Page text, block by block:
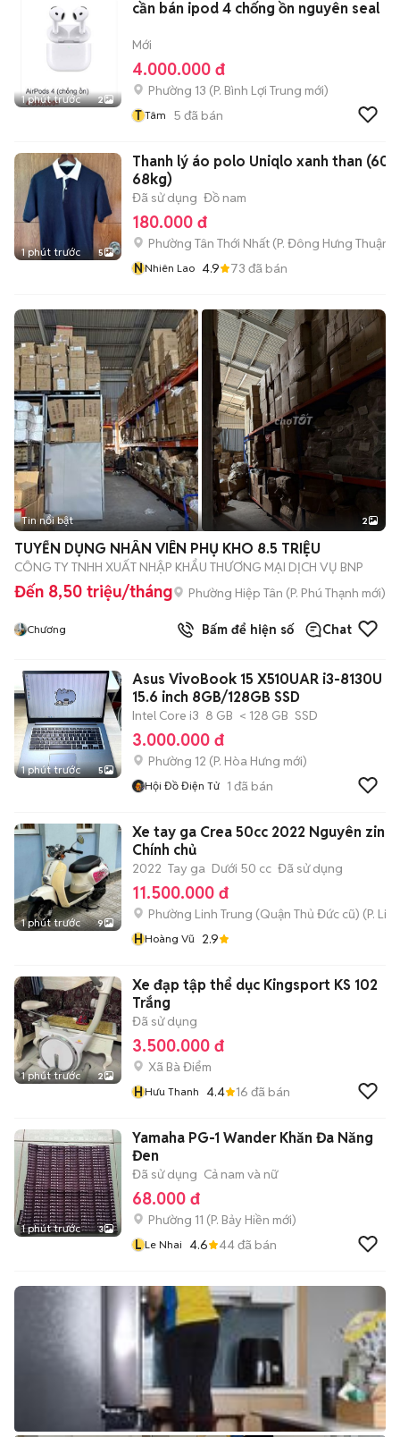
1 phút trước 2
cần bán ipod 4 chống ồn nguyên seal
Mới
4.000.000 đ
Phường 13 (P. Bình Lợi Trung mới)
T Tâm 5 đã bán
1 phút trước 5
Thanh lý áo polo Uniqlo xanh than (60-
68kg)
Đã sử dụng Đồ nam
180.000 đ
Phường Tân Thới Nhất (P. Đông Hưng Thuận
NNhiên Lao 4.9 73 đã bán
Tin nổi bật 2
TUYỂN DỤNG NHÂN VIÊN PHỤ KHO 8.5 TRIỆU
CÔNG TY TNHH XUẤT NHẬP KHẨU THƯƠNG MẠI DỊCH VỤ BNP
Đến 8,50 triệu/tháng Phường Hiệp Tân (P. Phú Thạnh mới)
Chương Bấm để hiện số Chat
1 phút trước 5
Asus VivoBook 15 X510UAR i3-8130U
15.6 inch 8GB/128GB SSD
Intel Core i3 8 GB < 128 GB SSD
3.000.000 đ
Phường 12 (P. Hòa Hưng mới)
Hội Đồ Điện Tử 1 đã bán
1 phút trước 9
Xe tay ga Crea 50cc 2022 Nguyên zin
Chính chủ
2022 Tay ga Dưới 50 cc Đã sử dụng
11.500.000 đ
Phường Linh Trung (Quận Thủ Đức cũ) (P.
HHoàng Vũ 2.9
1 phút trước 2
Xe đạp tập thể dục Kingsport KS 102
Trắng
Đã sử dụng
3.500.000 đ
Xã Bà Điểm
HHưu Thanh 4.4 16 đã bán
1 phút trước 3
Yamaha PG-1 Wander Khăn Đa Năng
Đen
Đã sử dụng Cả nam và nữ
68.000 đ
Phường 11 (P. Bảy Hiền mới)
L Le Nhai 4.6 44đã bán